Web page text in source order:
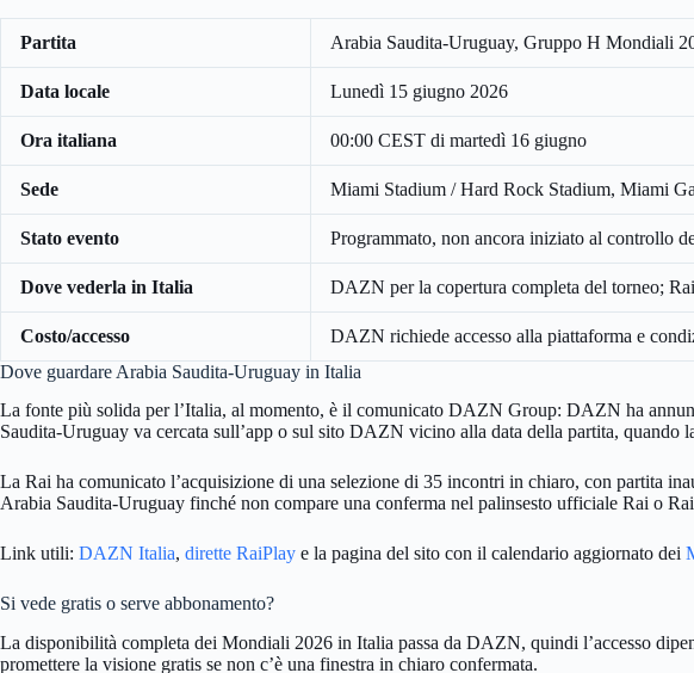
Partita Arabia Saudita-Uruguay, Gruppo H Mondiali
Data locale Lunedì 15 giugno 2026
Ora italiana 00:00 CEST di martedì 16 giugno
Sede Miami Stadium / Hard Rock Stadium, Miami
Stato evento Programmato, non ancora iniziato al controllo
Dove vederla in Italia DAZN per la copertura completa del torneo;
Costo/accesso
DAZN richiede accesso alla piattaforma e
Dove guardare Arabia Saudita-Uruguay in Italia
La fonte più solida per l’Italia, al momento, è il comunicato DAZN Group: DAZN ha
Saudita-Uruguay va cercata sull’app o sul sito DAZN vicino alla data della partita, quando
La Rai ha comunicato l’acquisizione di una selezione di 35 incontri in chiaro, con partita
Arabia Saudita-Uruguay finché non compare una conferma nel palinsesto ufficiale Rai o
Link utili: DAZN Italia, dirette RaiPlay e la pagina del sito con il calendario aggiornato dei
Si vede gratis o serve abbonamento?
La disponibilità completa dei Mondiali 2026 in Italia passa da DAZN, quindi l’accesso
promettere la visione gratis se non c’è una finestra in chiaro confermata.